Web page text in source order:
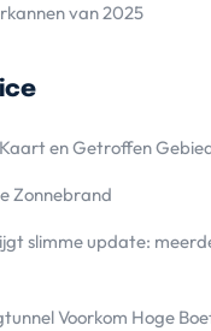
van 2025
en Getroffen
Zonnebrand
slimme update:
Voorkom Hoge